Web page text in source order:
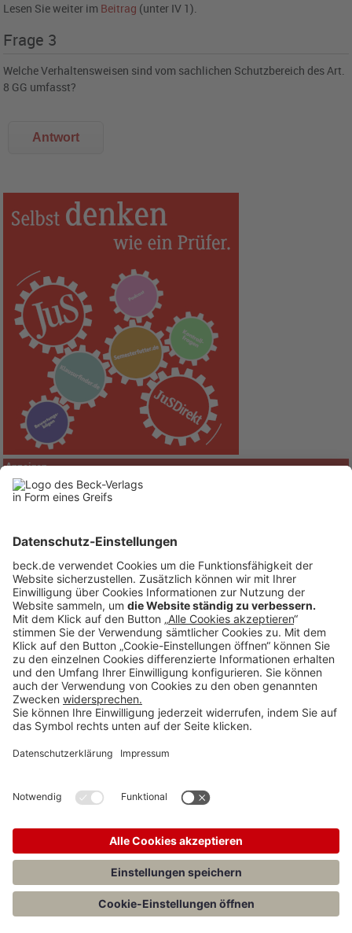
Lesen Sie weiter im Beitrag (unter IV 1).
Frage 3
Welche Verhaltensweisen sind vom sachlichen Schutzbereich des Art.
8 GG umfasst?
Antwort
Anzeigen
BECK Stellenmarkt